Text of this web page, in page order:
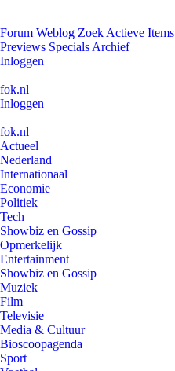
Forum Weblog Zoek Actieve Items
Previews Specials Archief
Inloggen
fok.nl
Inloggen
fok.nl
Actueel
Nederland
Internationaal
Economie
Politiek
Tech
Showbiz en Gossip
Opmerkelijk
Entertainment
Showbiz en Gossip
Muziek
Film
Televisie
Media & Cultuur
Bioscoopagenda
Sport